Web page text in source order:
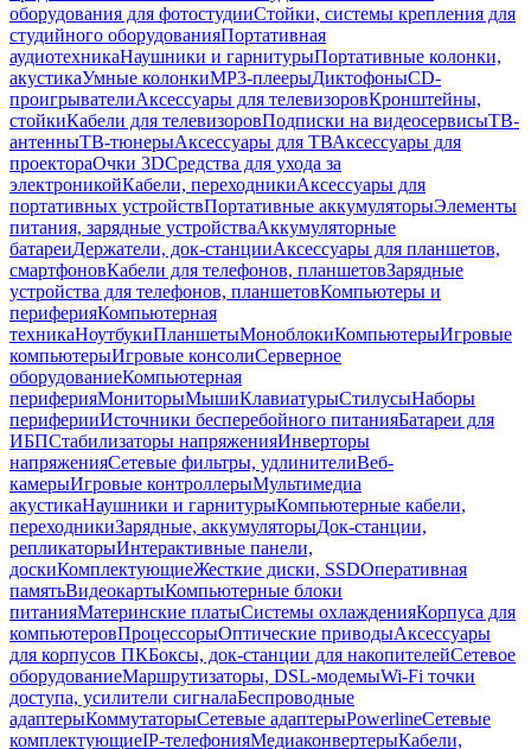
оборудования для фотостудииСтойки, системы крепления для
студийного оборудованияПортативная
аудиотехникаНаушники и гарнитурыПортативные колонки,
акустикаУмные колонкиMP3-плеерыДиктофоныCD-
проигрывателиАксессуары для телевизоровКронштейны,
стойкиКабели для телевизоровПодписки на видеосервисыТВ-
антенныТВ-тюнерыАксессуары для ТВАксессуары для
проектораОчки 3DСредства для ухода за
электроникойКабели, переходникиАксессуары для
портативных устройствПортативные аккумуляторыЭлементы
питания, зарядные устройстваАккумуляторные
батареиДержатели, док-станцииАксессуары для планшетов,
смартфоновКабели для телефонов, планшетовЗарядные
устройства для телефонов, планшетовКомпьютеры и
периферияКомпьютерная
техникаНоутбукиПланшетыМоноблокиКомпьютерыИгровые
компьютерыИгровые консолиСерверное
оборудованиеКомпьютерная
периферияМониторыМышиКлавиатурыСтилусыНаборы
периферииИсточники бесперебойного питанияБатареи для
ИБПСтабилизаторы напряженияИнверторы
напряженияСетевые фильтры, удлинителиВеб-
камерыИгровые контроллерыМультимедиа
акустикаНаушники и гарнитурыКомпьютерные кабели,
переходникиЗарядные, аккумуляторыДок-станции,
репликаторыИнтерактивные панели,
доскиКомплектующиеЖесткие диски, SSDОперативная
памятьВидеокартыКомпьютерные блоки
питанияМатеринские платыСистемы охлажденияКорпуса для
компьютеровПроцессорыОптические приводыАксессуары
для корпусов ПКБоксы, док-станции для накопителейСетевое
оборудованиеМаршрутизаторы, DSL-модемыWi-Fi точки
доступа, усилители сигналаБеспроводные
адаптерыКоммутаторыСетевые адаптерыPowerlineСетевые
комплектующиеIP-телефонияМедиаконвертерыКабели,